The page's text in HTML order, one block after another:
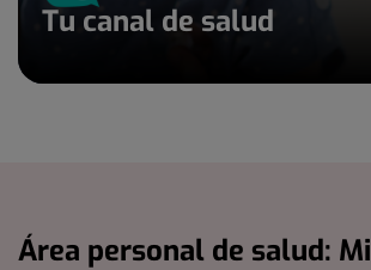
Tu canal de salud
Área personal de salud: Mi